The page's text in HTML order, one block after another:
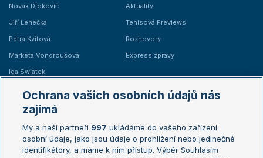
Novak Djokovič
Jiří Lehečka
Petra Kvitová
Markéta Vondroušová
Iga Swiatek
Aktuality
Tenisová Previews
Rozhovory
Express zprávy
Žebříčky
Žebříček ATP (muži)
Žebříček WTA (ženy)
Australian Open
French Open
Ochrana vašich osobních údajů nás
zajímá
My a naši partneři 997 ukládáme do vašeho zařízení
osobní údaje, jako jsou údaje o prohlížení nebo jedinečné
identifikátory, a máme k nim přístup. Výběr Souhlasím